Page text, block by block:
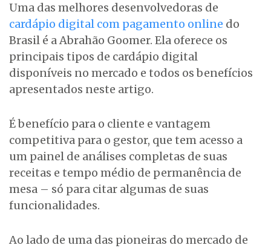
Uma das melhores desenvolvedoras de
cardápio digital com pagamento online do
Brasil é a Abrahão Goomer. Ela oferece os
principais tipos de cardápio digital
disponíveis no mercado e todos os benefícios
apresentados neste artigo.
É benefício para o cliente e vantagem
competitiva para o gestor, que tem acesso a
um painel de análises completas de suas
receitas e tempo médio de permanência de
mesa – só para citar algumas de suas
funcionalidades.
Ao lado de uma das pioneiras do mercado de